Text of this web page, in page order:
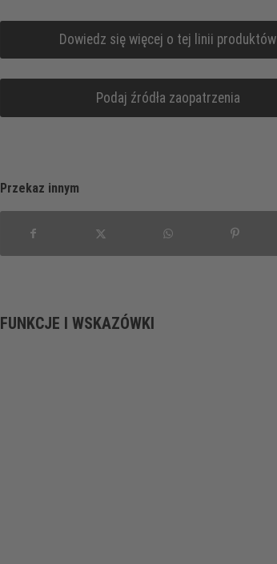
Dowiedz się więcej o tej linii produktów
Podaj źródła zaopatrzenia
Przekaz innym
FUNKCJE I WSKAZÓWKI